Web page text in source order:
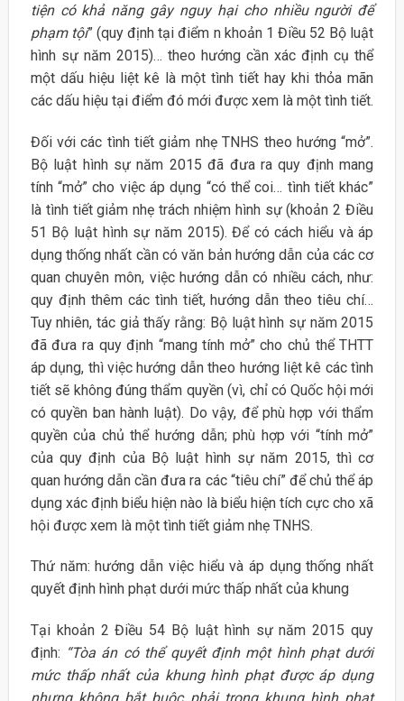
tiện có khả năng gây nguy hại cho nhiều người để
phạm tội” (quy định tại điểm n khoản 1 Điều 52 Bộ luật
hình sự năm 2015)… theo hướng cần xác định cụ thể
một dấu hiệu liệt kê là một tình tiết hay khi thỏa mãn
các dấu hiệu tại điểm đó mới được xem là một tình tiết.
Đối với các tình tiết giảm nhẹ TNHS theo hướng “mở”.
Bộ luật hình sự năm 2015 đã đưa ra quy định mang
tính “mở” cho việc áp dụng “có thể coi… tình tiết khác”
là tình tiết giảm nhẹ trách nhiệm hình sự (khoản 2 Điều
51 Bộ luật hình sự năm 2015). Để có cách hiểu và áp
dụng thống nhất cần có văn bản hướng dẫn của các cơ
quan chuyên môn, việc hướng dẫn có nhiều cách, như:
quy định thêm các tình tiết, hướng dẫn theo tiêu chí…
Tuy nhiên, tác giả thấy rằng: Bộ luật hình sự năm 2015
đã đưa ra quy định “mang tính mở” cho chủ thể THTT
áp dụng, thì việc hướng dẫn theo hướng liệt kê các tình
tiết sẽ không đúng thẩm quyền (vì, chỉ có Quốc hội mới
có quyền ban hành luật). Do vậy, để phù hợp với thẩm
quyền của chủ thể hướng dẫn; phù hợp với “tính mở”
của quy định của Bộ luật hình sự năm 2015, thì cơ
quan hướng dẫn cần đưa ra các “tiêu chí” để chủ thể áp
dụng xác định biểu hiện nào là biểu hiện tích cực cho xã
hội được xem là một tình tiết giảm nhẹ TNHS.
Thứ năm: hướng dẫn việc hiểu và áp dụng thống nhất
quyết định hình phạt dưới mức thấp nhất của khung
Tại khoản 2 Điều 54 Bộ luật hình sự năm 2015 quy
định: “Tòa án có thể quyết định một hình phạt dưới
mức thấp nhất của khung hình phạt được áp dụng